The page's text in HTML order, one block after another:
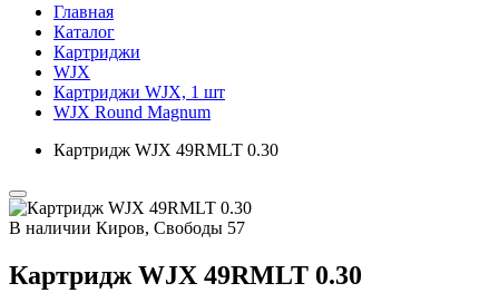
Главная
Каталог
Картриджи
WJX
Картриджи WJX, 1 шт
WJX Round Magnum
Картридж WJX 49RMLT 0.30
В наличии Киров, Свободы 57
Картридж WJX 49RMLT 0.30